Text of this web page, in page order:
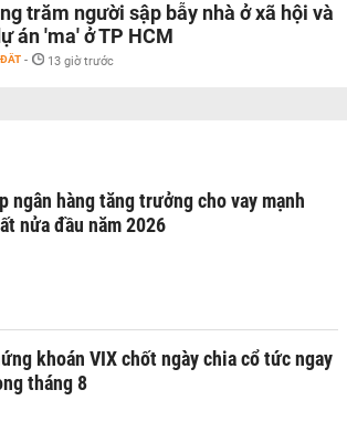
trăm người sập bẫy nhà ở xã hội và
án 'ma' ở TP HCM
- 13 giờ trước
ngân hàng tăng trưởng cho vay mạnh
nửa đầu năm 2026
khoán VIX chốt ngày chia cổ tức ngay
tháng 8